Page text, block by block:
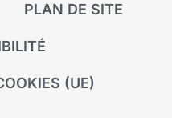
PLAN DE SITE
(UE)